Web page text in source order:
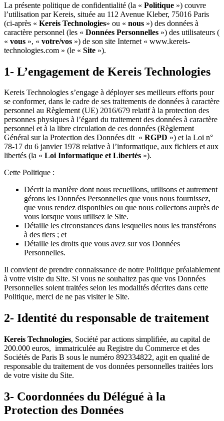
La présente politique de confidentialité (la « Politique ») couvre
l’utilisation par Kereis, située au 112 Avenue Kleber, 75016 Paris
(ci-après « Kereis Technologies» ou « nous ») des données à
caractère personnel (les « Données Personnelles ») des utilisateurs (
« vous », « votre/vos ») de son site Internet « www.kereis-
technologies.com » (le « Site »).
1- L’engagement de Kereis Technologies
Kereis Technologies s’engage à déployer ses meilleurs efforts pour
se conformer, dans le cadre de ses traitements de données à caractère
personnel au Règlement (UE) 2016/679 relatif à la protection des
personnes physiques à l’égard du traitement des données à caractère
personnel et à la libre circulation de ces données (Règlement
Général sur la Protection des Données dit « RGPD ») et la Loi n°
78-17 du 6 janvier 1978 relative à l’informatique, aux fichiers et aux
libertés (la « Loi Informatique et Libertés »).
Cette Politique :
Décrit la manière dont nous recueillons, utilisons et autrement
gérons les Données Personnelles que vous nous fournissez,
que vous rendez disponibles ou que nous collectons auprès de
vous lorsque vous utilisez le Site.
Détaille les circonstances dans lesquelles nous les transférons
à des tiers ; et
Détaille les droits que vous avez sur vos Données
Personnelles.
Il convient de prendre connaissance de notre Politique préalablement
à votre visite du Site. Si vous ne souhaitez pas que vos Données
Personnelles soient traitées selon les modalités décrites dans cette
Politique, merci de ne pas visiter le Site.
2- Identité du responsable de traitement
Kereis Technologies, Société par actions simplifiée, au capital de
200.000 euros, immatriculée au Registre du Commerce et des
Sociétés de Paris B sous le numéro 892334822, agit en qualité de
responsable du traitement de vos données personnelles traitées lors
de votre visite du Site.
3- Coordonnées du Délégué à la
Protection des Données